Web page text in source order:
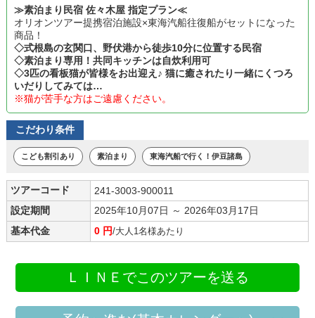
≫素泊まり民宿 佐々木屋 指定プラン≪
オリオンツアー提携宿泊施設×東海汽船往復船がセットになった
商品！
◇式根島の玄関口、野伏港から徒歩10分に位置する民宿
◇素泊まり専用！共同キッチンは自炊利用可
◇3匹の看板猫が皆様をお出迎え♪ 猫に癒されたり一緒にくつろ
いだりしてみては…
※猫が苦手な方はご遠慮ください。
こだわり条件
こども割引あり 素泊まり 東海汽船で行く！伊豆諸島
ツアーコード
241-3003-900011
設定期間
2025年10月07日 ～ 2026年03月17日
基本代金
0 円/大人1名様あたり
ＬＩＮＥでこのツアーを送る